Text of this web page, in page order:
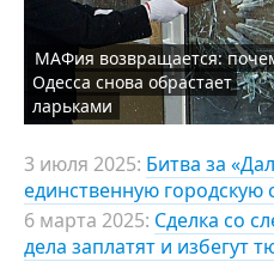
МАФия возвращается:
Одесса снова обрастает
ларьками
3 июля 2025: Битва за
единственную городскую
6 марта 2025: Сделка со
дела заплатят и избегут